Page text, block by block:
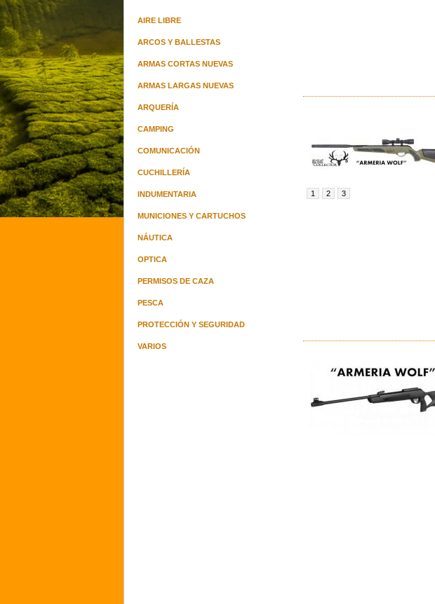
AIRE LIBRE
ARCOS Y BALLESTAS
ARMAS CORTAS NUEVAS
ARMAS LARGAS NUEVAS
ARQUERÍA
CAMPING
COMUNICACIÓN
CUCHILLERÍA
INDUMENTARIA
MUNICIONES Y CARTUCHOS
NÁUTICA
OPTICA
PERMISOS DE CAZA
PESCA
PROTECCIÓN Y SEGURIDAD
VARIOS
1 2 3